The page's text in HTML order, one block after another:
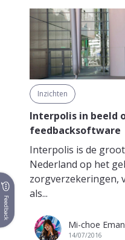
Inzichten
Interpolis in beeld
feedbacksoftware
Interpolis is de
Nederland op het
zorgverzekeringen,
als...
Mi-choe
14/07/2016
Feedback